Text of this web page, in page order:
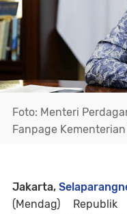
Foto: Menteri
Fanpage
Jakarta,
(Mendag)